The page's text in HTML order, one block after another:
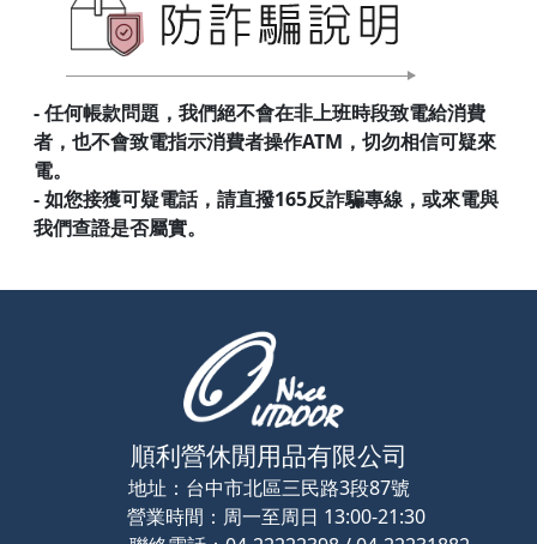
- 任何帳款問題，我們絕不會在非上班時段致電給消費
者，也不會致電指示消費者操作ATM，切勿相信可疑來
電。
- 如您接獲可疑電話，請直撥165反詐騙專線，或來電與
我們查證是否屬實。
順利營休閒用品有限公司
地址： 台中市北區三民路3段87號
營業時間： 周一至周日 13:00-21:30